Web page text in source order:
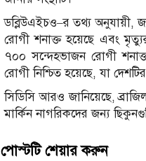
ডব্লিউএইচও–র তথ্য অনুযায়ী,
রোগী শনাক্ত হয়েছে এবং
৭০০ সন্দেহভাজন রোগী শনাক্ত
রোগী নিশ্চিত হয়েছে, যা
সিডিসি আরও জানিয়েছে,
মার্কিন নাগরিকদের জন্য
পোস্টটি শেয়ার করুন